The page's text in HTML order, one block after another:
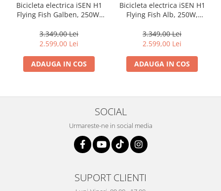
Bicicleta electrica iSEN H1
Flying Fish Galben, 250W,
sau asistata, 25km/h, IPX4,
Baterie detasabila 10Ah
3.349,00 Lei
2.599,00 Lei
ADAUGA IN COS
Bicicleta electrica iSEN H1
Flying Fish Alb, 250W,
sau asistata, 25km/h, IPX4,
Baterie detasabila 10Ah
3.349,00 Lei
2.599,00 Lei
ADAUGA IN COS
SOCIAL
Urmareste-ne in social media
SUPORT CLIENTI